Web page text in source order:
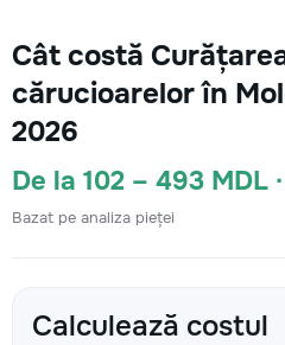
Cât costă
cărucioarelor în
2026
De la 102 – 493 MDL
Bazat pe analiza pieței
Calculează costul